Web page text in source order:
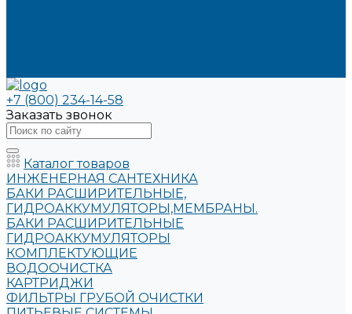
+7 (800) 234-14-58
Заказать звонок
Каталог товаров
ИНЖЕНЕРНАЯ САНТЕХНИКА
БАКИ РАСШИРИТЕЛЬНЫЕ,
ГИДРОАККУМУЛЯТОРЫ,МЕМБРАНЫ.
БАКИ РАСШИРИТЕЛЬНЫЕ
ГИДРОАККУМУЛЯТОРЫ
КОМПЛЕКТУЮЩИЕ
ВОДООЧИСТКА
КАРТРИДЖИ
ФИЛЬТРЫ ГРУБОЙ ОЧИСТКИ